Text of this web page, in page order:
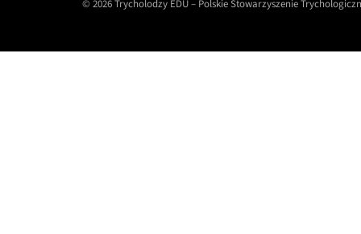
© 2026 Trycholodzy EDU – Polskie Stowarzyszenie